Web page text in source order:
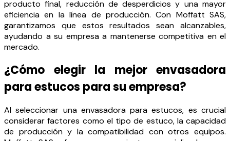
producto final, reducción de desperdicios y una mayor
eficiencia en la línea de producción. Con Moffatt SAS,
garantizamos que estos resultados sean alcanzables,
ayudando a su empresa a mantenerse competitiva en el
mercado.
¿Cómo elegir la mejor envasadora
para estucos para su empresa?
Al seleccionar una envasadora para estucos, es crucial
considerar factores como el tipo de estuco, la capacidad
de producción y la compatibilidad con otros equipos.